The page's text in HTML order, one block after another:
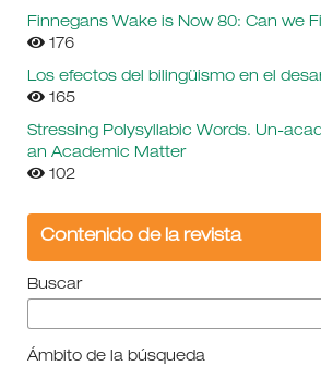
Finnegans Wake is Now 80: Can we
176
Los efectos del bilingüismo en el
165
Stressing Polysyllabic Words. Un-
an Academic Matter
102
Contenido de la revista
Buscar
Ámbito de la búsqueda